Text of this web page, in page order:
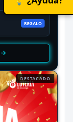
REGALO
DESTACADO